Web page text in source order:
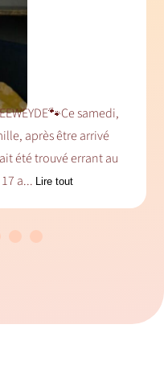
samedi,
après être arrivé
été trouvé errant au
a...
Lire tout